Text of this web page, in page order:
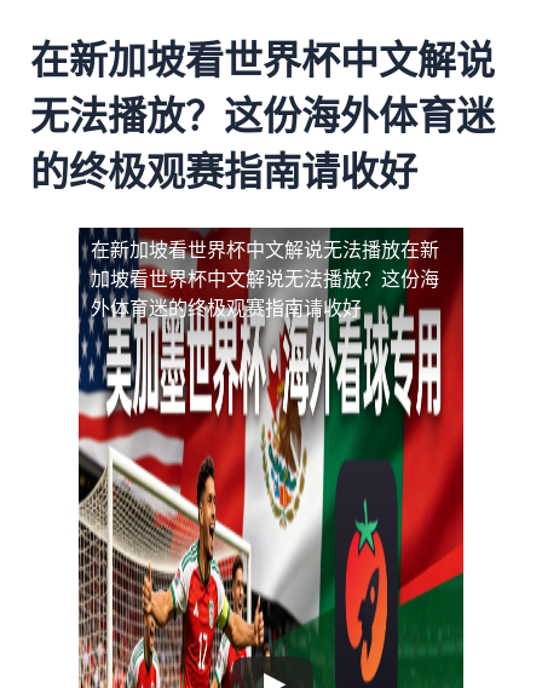
在新加坡看世界杯中文解说
无法播放？这份海外体育迷
的终极观赛指南请收好
在新加坡看世界杯中文解说无法播放在新
加坡看世界杯中文解说无法播放？这份海
外体育迷的终极观赛指南请收好